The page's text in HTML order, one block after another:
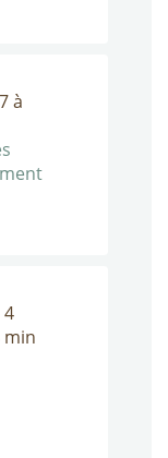
à
4
min